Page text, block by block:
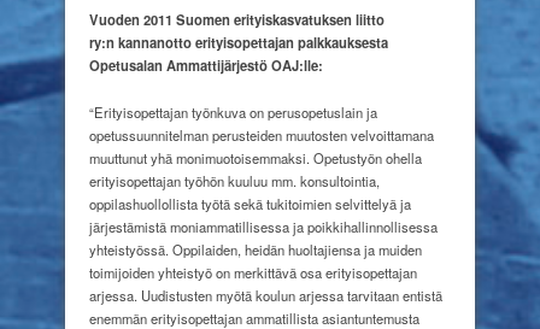
Vuoden 2011 Suomen erityiskasvatuksen liitto
ry:n kannanotto erityisopettajan palkkauksesta
Opetusalan Ammattijärjestö OAJ:lle:
“Erityisopettajan työnkuva on perusopetuslain ja
opetussuunnitelman perusteiden muutosten velvoittamana
muuttunut yhä monimuotoisemmaksi. Opetustyön ohella
erityisopettajan työhön kuuluu mm. konsultointia,
oppilashuollollista työtä sekä tukitoimien selvittelyä ja
järjestämistä moniammatillisessa ja poikkihallinnollisessa
yhteistyössä. Oppilaiden, heidän huoltajiensa ja muiden
toimijoiden yhteistyö on merkittävä osa erityisopettajan
arjessa. Uudistusten myötä koulun arjessa tarvitaan entistä
enemmän erityisopettajan ammatillista asiantuntemusta